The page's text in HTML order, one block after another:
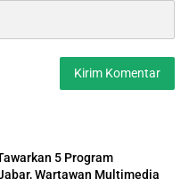
5 Program
Wartawan Multimedia